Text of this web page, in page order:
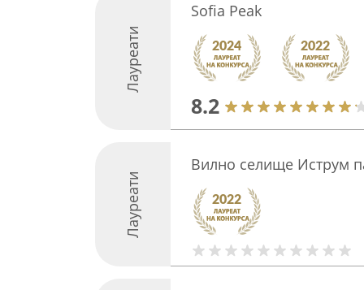
Лауреати
Sofia Peak
8.2
Лауреати
Вилно селище Иструм